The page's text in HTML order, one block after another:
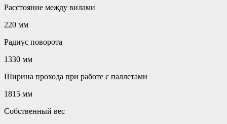
Расстояние между вилами
220 мм
Радиус поворота
1330 мм
Ширина прохода при работе с паллетами
1815 мм
Собственный вес